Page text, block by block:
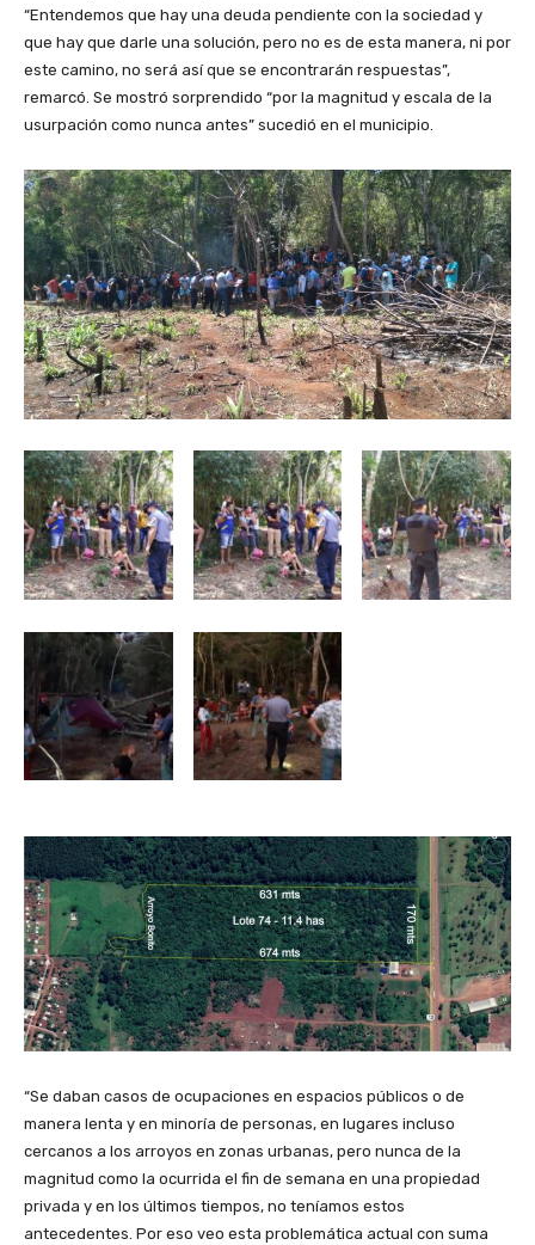
“Entendemos que hay una deuda pendiente con la sociedad y
que hay que darle una solución, pero no es de esta manera, ni por
este camino, no será así que se encontrarán respuestas”,
remarcó. Se mostró sorprendido “por la magnitud y escala de la
usurpación como nunca antes” sucedió en el municipio.
“Se daban casos de ocupaciones en espacios públicos o de
manera lenta y en minoría de personas, en lugares incluso
cercanos a los arroyos en zonas urbanas, pero nunca de la
magnitud como la ocurrida el fin de semana en una propiedad
privada y en los últimos tiempos, no teníamos estos
antecedentes. Por eso veo esta problemática actual con suma